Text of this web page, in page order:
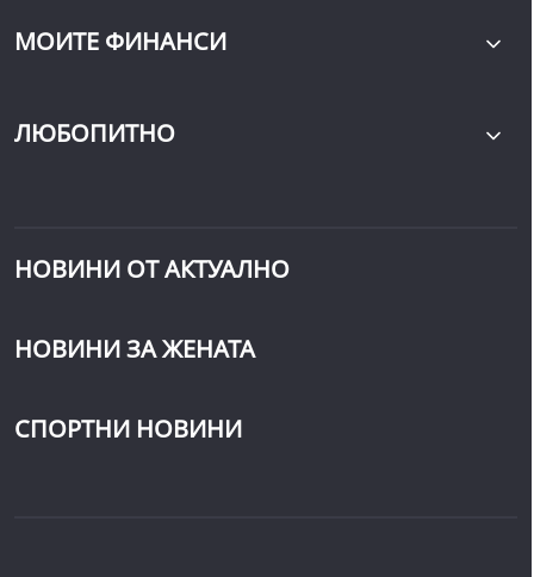
МОИТЕ ФИНАНСИ
ЛЮБОПИТНО
НОВИНИ ОТ АКТУАЛНО
НОВИНИ ЗА ЖЕНАТА
СПОРТНИ НОВИНИ